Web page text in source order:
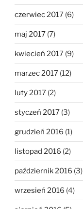
czerwiec 2017 (6)
maj 2017 (7)
kwiecień 2017 (9)
marzec 2017 (12)
luty 2017 (2)
styczeń 2017 (3)
grudzień 2016 (1)
listopad 2016 (2)
październik 2016 (3)
wrzesień 2016 (4)